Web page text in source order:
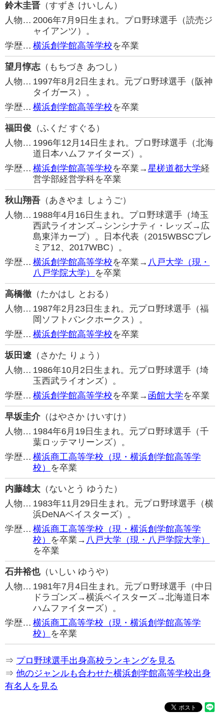
鈴木圭晋 （すずき けいしん）
人物… 2006年7月9日生まれ。プロ野球選手（読売ジ
ャイアンツ）。
学歴… 横浜創学館高等学校を卒業
望月惇志（もちづき あつし）
人物… 1997年8月2日生まれ。元プロ野球選手（阪神
タイガース）。
学歴… 横浜創学館高等学校を卒業
福田俊 （ふくだ すぐる）
人物… 1996年12月14日生まれ。プロ野球選手（北海
道日本ハムファイターズ）。
学歴… 横浜創学館高等学校を卒業→星槎道都大学経
営学部経営学科を卒業
秋山翔吾 （あきやま しょうご）
人物… 1988年4月16日生まれ。プロ野球選手（埼玉
西武ライオンズ→シンシナティ・レッズ→広
島東洋カープ）。日本代表（2015WBSCプレ
ミア12、2017WBC）。
学歴… 横浜創学館高等学校を卒業→ 八戸大学（現・
八戸学院大学） を卒業
高橋徹 （たかはし とおる）
人物… 1987年2月23日生まれ。元プロ野球選手（福
岡ソフトバンクホークス）。
学歴… 横浜創学館高等学校を卒業
坂田遼 （さかた りょう）
人物… 1986年10月2日生まれ。元プロ野球選手（埼
玉西武ライオンズ）。
学歴… 横浜創学館高等学校を卒業→ 函館大学を卒業
早坂圭介（はやさか けいすけ）
人物… 1984年6月19日生まれ。元プロ野球選手（千
葉ロッテマリーンズ）。
学歴… 横浜商工高等学校（現・横浜創学館高等学
校） を卒業
内藤雄太 （ないとう ゆうた）
人物… 1983年11月29日生まれ。元プロ野球選手（横
浜DeNAベイスターズ）。
学歴… 横浜商工高等学校（現・横浜創学館高等学
校） を卒業→ 八戸大学（現・八戸学院大学）
を卒業
石井裕也（いしい ゆうや）
人物… 1981年7月4日生まれ。元プロ野球選手（中日
ドラゴンズ→横浜ベイスターズ→北海道日本
ハムファイターズ）。
学歴… 横浜商工高等学校（現・横浜創学館高等学
校） を卒業
⇒ プロ野球選手出身高校ランキングを見る
⇒ 他のジャンルも合わせた横浜創学館高等学校出身
有名人を見る